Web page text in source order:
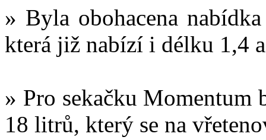
» Byla obohacena
která již nabízí i délku 1,4
» Pro sekačku Momentum
18 litrů, který se na